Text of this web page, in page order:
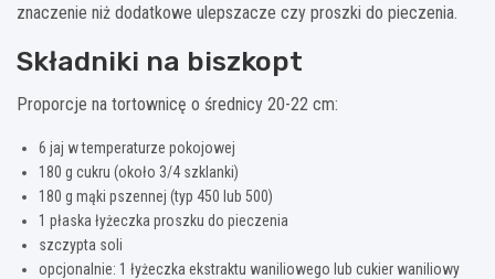
znaczenie niż dodatkowe ulepszacze czy proszki do pieczenia.
Składniki na biszkopt
Proporcje na tortownicę o średnicy 20-22 cm:
6 jaj w temperaturze pokojowej
180 g cukru (około 3/4 szklanki)
180 g mąki pszennej (typ 450 lub 500)
1 płaska łyżeczka proszku do pieczenia
szczypta soli
opcjonalnie: 1 łyżeczka ekstraktu waniliowego lub cukier waniliowy